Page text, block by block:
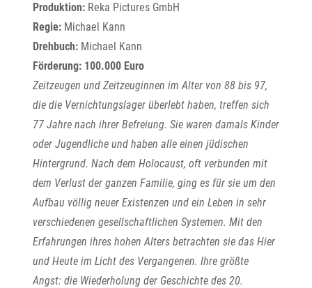
Produktion: Reka Pictures GmbH
Regie: Michael Kann
Drehbuch: Michael Kann
Förderung: 100.000 Euro
Zeitzeugen und Zeitzeuginnen im Alter von 88 bis 97,
die die Vernichtungslager überlebt haben, treffen sich
77 Jahre nach ihrer Befreiung. Sie waren damals Kinder
oder Jugendliche und haben alle einen jüdischen
Hintergrund. Nach dem Holocaust, oft verbunden mit
dem Verlust der ganzen Familie, ging es für sie um den
Aufbau völlig neuer Existenzen und ein Leben in sehr
verschiedenen gesellschaftlichen Systemen. Mit den
Erfahrungen ihres hohen Alters betrachten sie das Hier
und Heute im Licht des Vergangenen. Ihre größte
Angst: die Wiederholung der Geschichte des 20.